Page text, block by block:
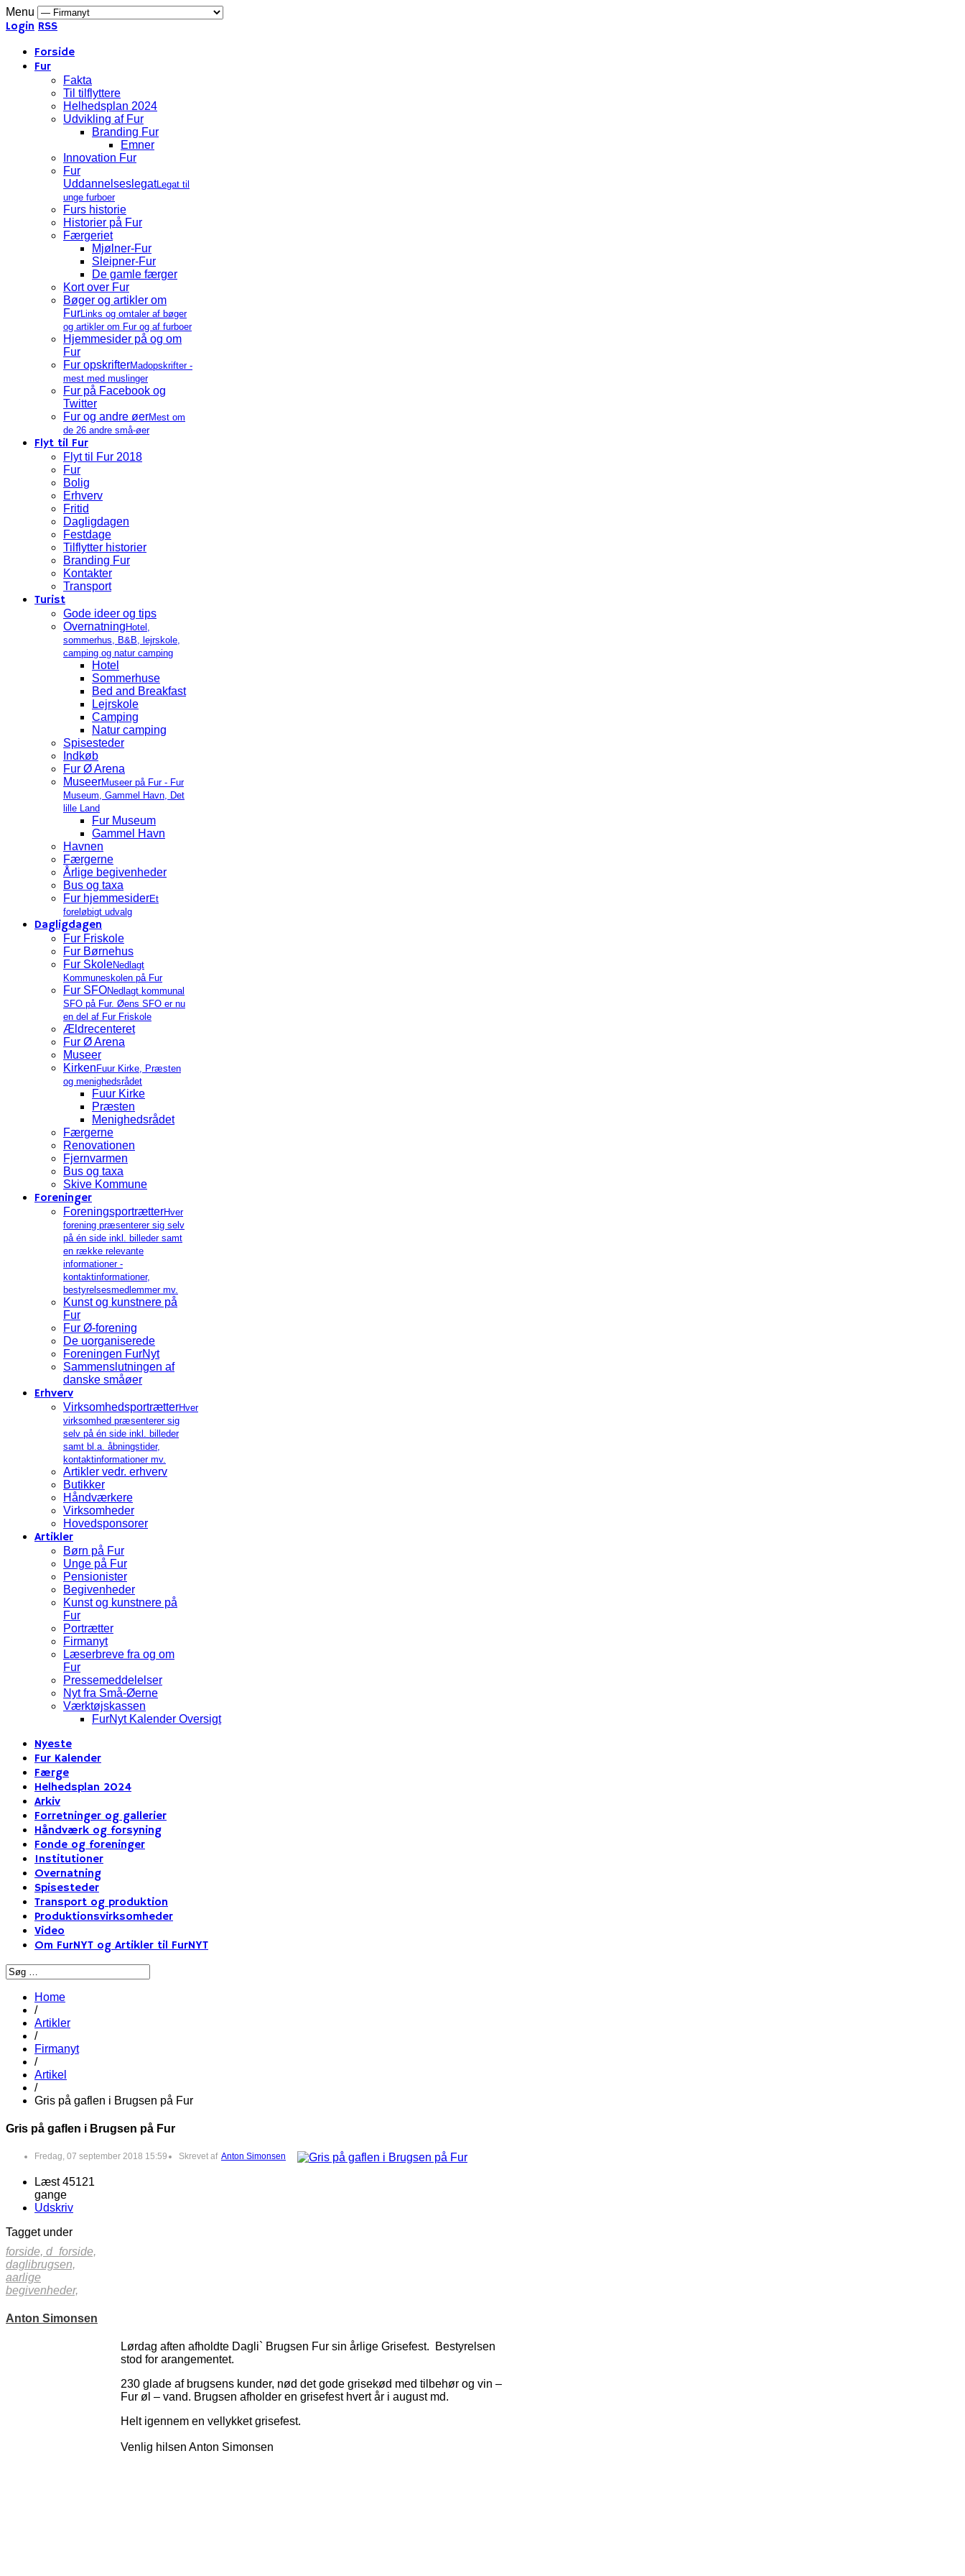
Menu
Login RSS
Forside
Fur
Fakta
Til tilflyttere
Helhedsplan 2024
Udvikling af Fur
Branding Fur
Emner
Innovation Fur
Fur
UddannelseslegatLegat til
unge furboer
Furs historie
Historier på Fur
Færgeriet
Mjølner-Fur
Sleipner-Fur
De gamle færger
Kort over Fur
Bøger og artikler om
FurLinks og omtaler af bøger
og artikler om Fur og af furboer
Hjemmesider på og om
Fur
Fur opskrifterMadopskrifter -
mest med muslinger
Fur på Facebook og
Twitter
Fur og andre øerMest om
de 26 andre små-øer
Flyt til Fur
Flyt til Fur 2018
Fur
Bolig
Erhverv
Fritid
Dagligdagen
Festdage
Tilflytter historier
Branding Fur
Kontakter
Transport
Turist
Gode ideer og tips
Overnatning Hotel,
sommerhus, B&B, lejrskole,
camping og natur camping
Hotel
Sommerhuse
Bed and Breakfast
Lejrskole
Camping
Natur camping
Spisesteder
Indkøb
Fur Ø Arena
MuseerMuseer på Fur - Fur
Museum, Gammel Havn, Det
lille Land
Fur Museum
Gammel Havn
Havnen
Færgerne
Årlige begivenheder
Bus og taxa
Fur hjemmesiderEt
foreløbigt udvalg
Dagligdagen
Fur Friskole
Fur Børnehus
Fur SkoleNedlagt
Kommuneskolen på Fur
Fur SFONedlagt kommunal
SFO på Fur. Øens SFO er nu
en del af Fur Friskole
Ældrecenteret
Fur Ø Arena
Museer
Kirken Fuur Kirke, Præsten
og menighedsrådet
Fuur Kirke
Præsten
Menighedsrådet
Færgerne
Renovationen
Fjernvarmen
Bus og taxa
Skive Kommune
Foreninger
ForeningsportrætterHver
forening præsenterer sig selv
på én side inkl. billeder samt
en række relevante
informationer -
kontaktinformationer,
bestyrelsesmedlemmer mv.
Kunst og kunstnere på
Fur
Fur Ø-forening
De uorganiserede
Foreningen FurNyt
Sammenslutningen af
danske småøer
Erhverv
VirksomhedsportrætterHver
virksomhed præsenterer sig
selv på én side inkl. billeder
samt bl.a. åbningstider,
kontaktinformationer mv.
Artikler vedr. erhverv
Butikker
Håndværkere
Virksomheder
Hovedsponsorer
Artikler
Børn på Fur
Unge på Fur
Pensionister
Begivenheder
Kunst og kunstnere på
Fur
Portrætter
Firmanyt
Læserbreve fra og om
Fur
Pressemeddelelser
Nyt fra Små-Øerne
Værktøjskassen
FurNyt Kalender Oversigt
Nyeste
Fur Kalender
Færge
Helhedsplan 2024
Arkiv
Forretninger og gallerier
Håndværk og forsyning
Fonde og foreninger
Institutioner
Overnatning
Spisesteder
Transport og produktion
Produktionsvirksomheder
Video
Om FurNYT og Artikler til FurNYT
Home
/
Artikler
/
Firmanyt
/
Artikel
/
Gris på gaflen i Brugsen på Fur
Gris på gaflen i Brugsen på Fur
Fredag, 07 september 2018 15:59 Skrevet af Anton Simonsen
Læst 45121
gange
Udskriv
Tagget under
forside, d_forside,
daglibrugsen,
aarlige
begivenheder,
Anton Simonsen
Lørdag aften afholdte Dagli` Brugsen Fur sin årlige Grisefest. Bestyrelsen
stod for arangementet.
230 glade af brugsens kunder, nød det gode grisekød med tilbehør og vin –
Fur øl – vand. Brugsen afholder en grisefest hvert år i august md.
Helt igennem en vellykket grisefest.
Venlig hilsen Anton Simonsen